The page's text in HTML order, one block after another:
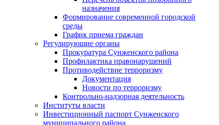
назначения
Формирование современной городской
среды
График приема граждан
Регулирующие органы
Прокуратура Сунженского района
Профилактика правонарушений
Противодействие терроризму
Документация
Новости по терроризму
Контрольно-надзорная деятельность
Институты власти
Инвестиционный паспорт Сунженского
муниципального района